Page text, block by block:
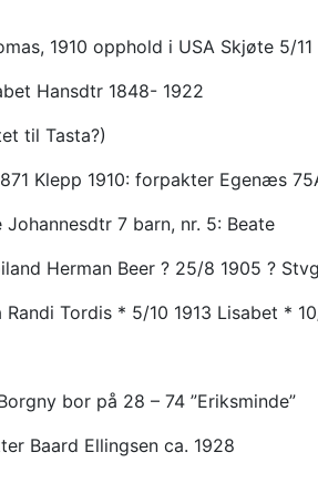
1910 opphold i USA Skjøte 5/11
Hansdtr 1848- 1922
til Tasta?)
Klepp 1910: forpakter Egenæs
Johannesdtr 7 barn, nr. 5: Beate
Herman Beer ? 25/8 1905 ?
Tordis * 5/10 1913 Lisabet *
bor på 28 – 74 ”Eriksminde”
Baard Ellingsen ca. 1928